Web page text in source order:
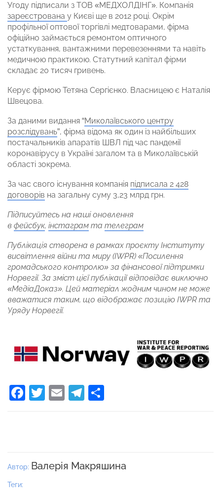
Угоду підписали з ТОВ «МЕДХОЛДІНГ». Компанія
зареєстрована у Києві ще в 2012 році. Окрім
профільної оптової торгівлі медтоварами, фірма
офіційно займається ремонтом оптичного
устаткування, вантажними перевезеннями та навіть
медичною практикою. Статутний капітал фірми
складає 20 тисяч гривень.
Керує фірмою Тетяна Сергієнко. Власницею є Наталія
Швецова.
За даними видання “Миколаївського центру
розслідувань”, фірма відома як один із найбільших
постачальників апаратів ШВЛ під час пандемії
коронавірусу в Україні загалом та в Миколаївській
області зокрема.
За час свого існування компанія підписала 2 428
договорів на загальну суму 3,23 млрд грн.
Підписуйтесь на наші оновлення
в фейсбук, інстаграм та телеграм
Публікація створена в рамках проєкту Інституту
висвітлення війни та миру (IWPR) «Посилення
громадського контролю» за фінансової підтримки
Норвегії. За зміст цієї публікації відповідає виключно
«МедіаДоказ». Цей матеріал жодним чином не може
вважатися таким, що відображає позицію IWPR та
Уряду Норвегії.
Facebook
Twitter
EmailTelegram
Автор: Валерія Макряшина
Теги: